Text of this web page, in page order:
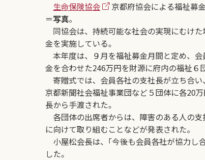
生命保険協会
京都府協会による福祉募
＝写真。
同協会は、持続可能な社会の実現にむけ
金を実施している。
本年度は、９月を福祉募金月間と定め、
金を合わせた246万円を財源に府内の福祉６
寄贈式では、会員各社の支社長が立ち合い
京都新聞社会福祉事業団など５団体に各20
長から手渡された。
各団体の出席者からは、障害のある人の
に向けて取り組むことなどが発表された。
小屋松会長は、｢今後も会員各社が協力し
した。